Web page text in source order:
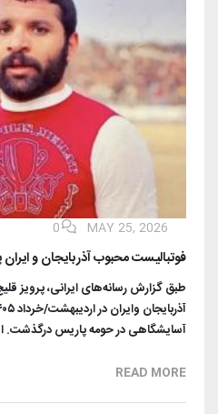
MAY 25, 2026
0
فوتبالیست محبوب آذربایجان و
طبق گزارش رسانه‌های ایرانی، پرویز
آسایشگاهی در حومه پاریس درگذشت.
READ MORE